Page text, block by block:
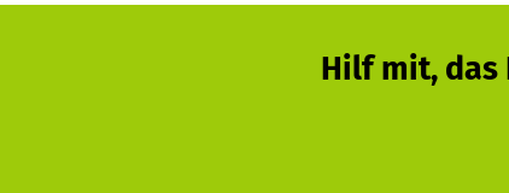
Caritasverband Westeifel e.V. führen seit 2015 im
Angebote für Gruppen von Kindern und
Duppacher Wald mit einer Hütte zur Verfügung
wildnispädagogischen Präventionsansatz des
Hilf mit, das